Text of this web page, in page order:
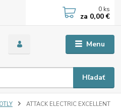
Menu
Hľadať
0 ks
za 0,00 €
ATTACK ELECTRIC EXCELLENT